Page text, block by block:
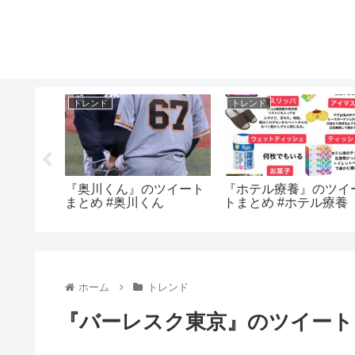
トレンド
『奥川くん』のツイート
まとめ #奥川くん
トレンド
『ホテル療養』のツイ
トまとめ #ホテル療養
ホーム トレンド
『バーレスク東京』のツイー